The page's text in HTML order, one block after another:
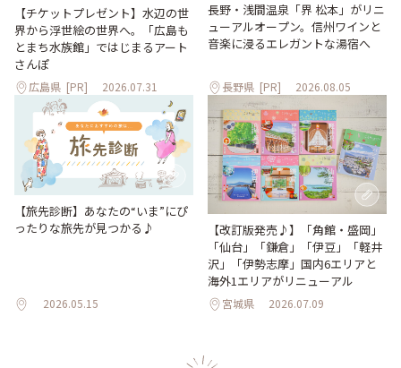
【チケットプレゼント】水辺の世
界から浮世絵の世界へ。「広島も
とまち水族館」ではじまるアート
さんぽ
広島県 [PR] 2026.07.31
長野・浅間温泉「界 松本」がリニ
ューアルオープン。信州ワインと
音楽に浸るエレガントな湯宿へ
長野県 [PR] 2026.08.05
【旅先診断】あなたの“いま”にぴ
ったりな旅先が見つかる♪
2026.05.15
【改訂版発売♪】「角館・盛岡」
「仙台」「鎌倉」「伊豆」「軽井
沢」「伊勢志摩」国内6エリアと
海外1エリアがリニューアル
宮城県 2026.07.09